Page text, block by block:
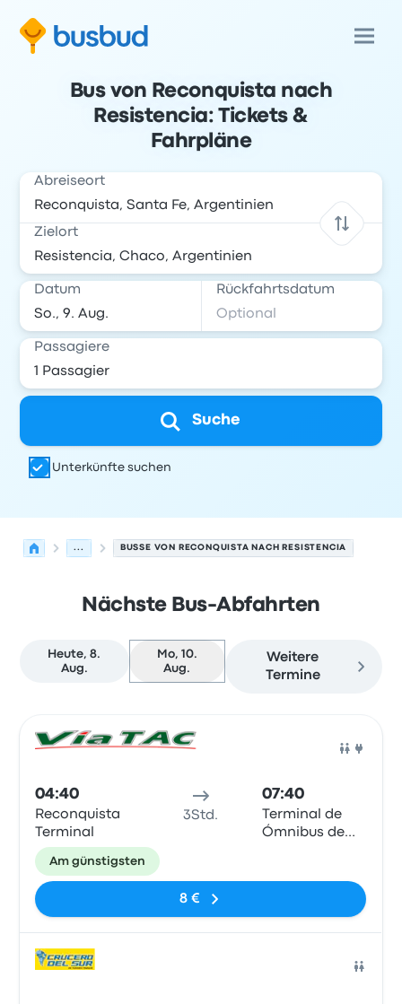
Bus von Reconquista nach
Resistencia: Tickets &
Fahrpläne
Abreiseort
Zielort
Datum Rückfahrtsdatum
Passagiere
Suche
Unterkünfte suchen
... BUSSE VON RECONQUISTA NACH RESISTENCIA
Nächste Bus-Abfahrten
Heute, 8.
Aug.
Mo, 10.
Aug.
Weitere
Termine
04:40
Reconquista
Terminal
3Std.
07:40
Terminal de
Ómnibus de
Am günstigsten
8 €